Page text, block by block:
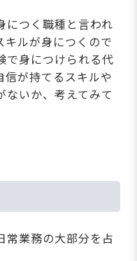
につく職種と言われ
キルが身につくので
で身につけられる代
信が持てるスキルや
ないか、考えてみて
常業務の大部分を占